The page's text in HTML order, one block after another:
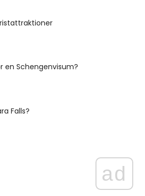
en Schengenvisum?
Falls?
ad